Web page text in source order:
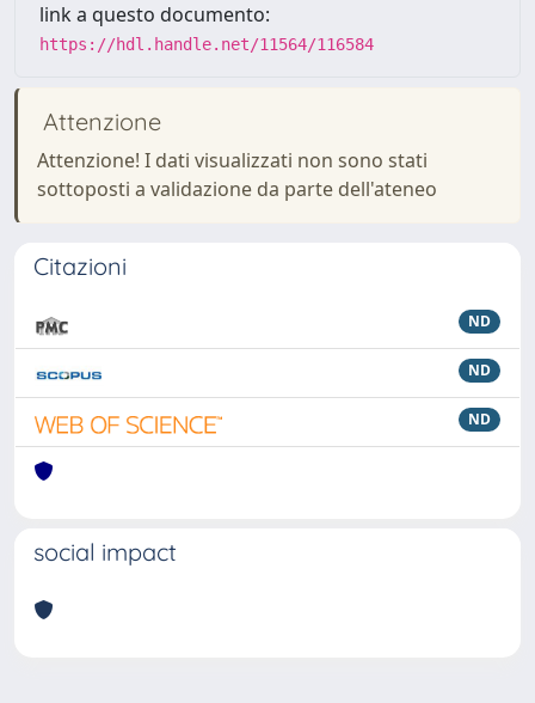
link a questo documento:
https://hdl.handle.net/11564/116584
Attenzione
Attenzione! I dati visualizzati non sono stati
sottoposti a validazione da parte dell'ateneo
Citazioni
ND
ND
ND
social impact